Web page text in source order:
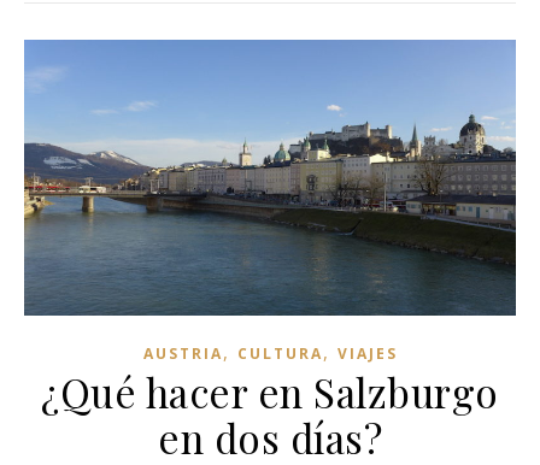
AUSTRIA, CULTURA, VIAJES
¿Qué hacer en Salzburgo
en dos días?